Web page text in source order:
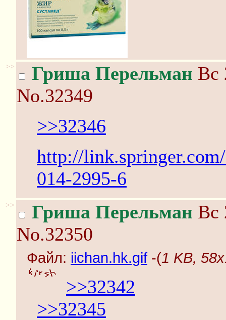
>> Гриша Перельман Вс
No.32349
>>32346
http://
014-2995-6
>> Гриша Перельман Вс
No.32350
Файл: iichan.hk.gif -(1 KB,
>>32342
>>32345